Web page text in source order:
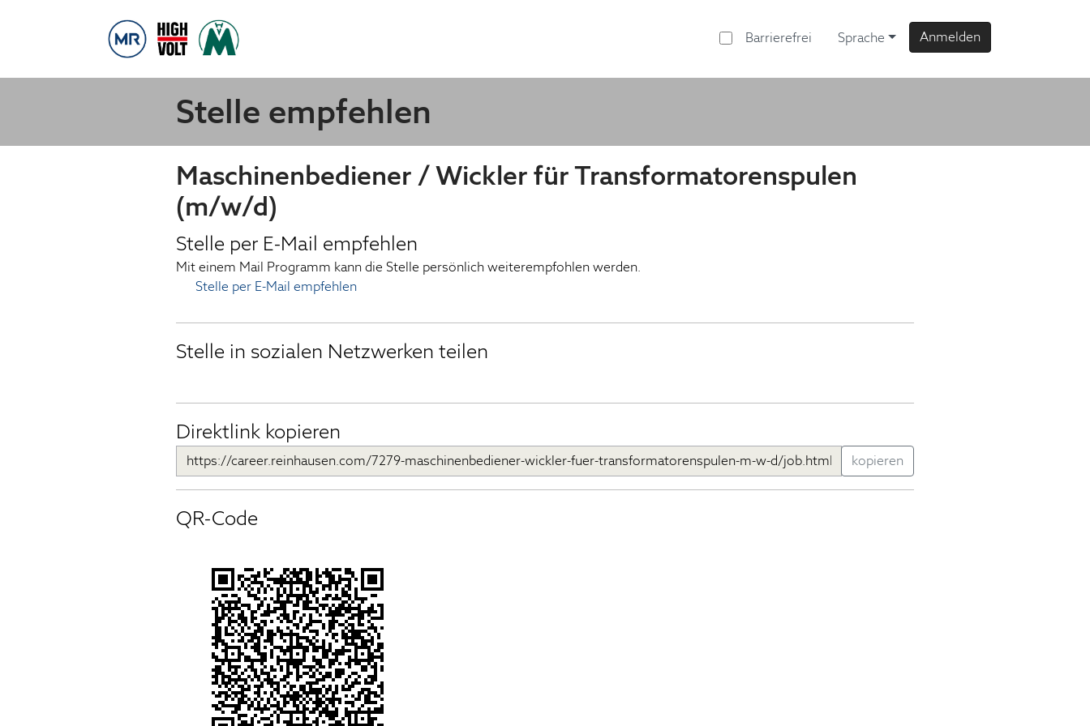
Barrierefrei Sprache Anmelden
Stelle empfehlen
Maschinenbediener / Wickler für Transformatorenspulen
(m/w/d)
Stelle per E-Mail empfehlen
Mit einem Mail Programm kann die Stelle persönlich weiterempfohlen werden.
Stelle per E-Mail empfehlen
Stelle in sozialen Netzwerken teilen
Direktlink kopieren
kopieren
QR-Code